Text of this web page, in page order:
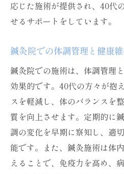
応じた施術が提供され、40代
せるサポートをしています。
鍼灸院での体調管理と健康
鍼灸院での施術は、体調管理
効果的です。40代の方々が抱
スを軽減し、体のバランスを
質を向上させます。定期的に
調の変化を早期に察知し、適
能です。また、鍼灸施術は体
えることで、免疫力を高め、